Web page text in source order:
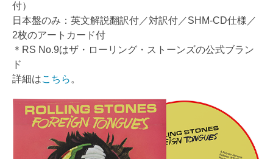
付）
日本盤のみ：英文解説翻訳付／対訳付／SHM-CD仕様／
2枚のアートカード付
＊RS No.9はザ・ローリング・ストーンズの公式ブラン
ド
詳細はこちら 。